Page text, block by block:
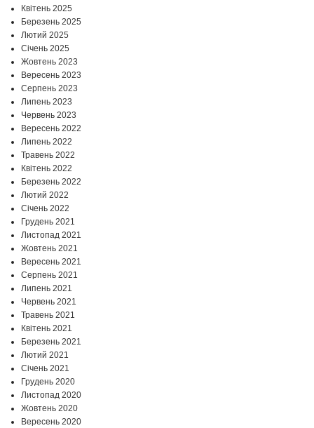
Квітень 2025
Березень 2025
Лютий 2025
Січень 2025
Жовтень 2023
Вересень 2023
Серпень 2023
Липень 2023
Червень 2023
Вересень 2022
Липень 2022
Травень 2022
Квітень 2022
Березень 2022
Лютий 2022
Січень 2022
Грудень 2021
Листопад 2021
Жовтень 2021
Вересень 2021
Серпень 2021
Липень 2021
Червень 2021
Травень 2021
Квітень 2021
Березень 2021
Лютий 2021
Січень 2021
Грудень 2020
Листопад 2020
Жовтень 2020
Вересень 2020